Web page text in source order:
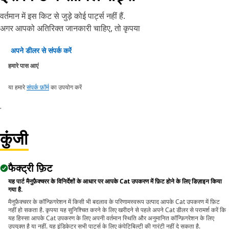
वर्तमान में इस किट से जुड़े कोई पार्ट्स नहीं हैं.
अगर आपको अतिरिक्त जानकारी चाहिए, तो कृपया
अपने डीलर से संपर्क करें
हमारे पास आएं
या हमारेसंपर्क फ़ॉर्मका उपयोग करें
.
कुंजी
फैक्ट्री फ़िट
यह पार्ट मैनुफ़ैक्चरर के विनिर्देशों के आधार पर आपके Cat उपकरण में फ़िट होने के लिए डिज़ाइन किया
गया है.
मैनुफ़ैक्चरर के कॉन्फ़िगरेशन में किसी भी बदलाव के परिणामस्वरूप उत्पाद आपके Cat उपकरण में फ़िट
नहीं हो सकता है. कृपया यह सुनिश्चित करने के लिए खरीदने से पहले अपने Cat डीलर से परामर्श करें कि
यह हिस्सा आपके Cat उपकरण के लिए अपनी वर्तमान स्थिति और अनुमानित कॉन्फ़िगरेशन के लिए
उपयुक्त है या नहीं. यह इंडिकेटर सभी पार्ट्स के लिए कंपेटिबिल्टी की गारंटी नहीं दे सकता है.